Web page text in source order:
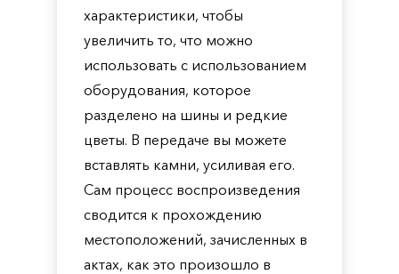
характеристики, чтобы
увеличить то, что можно
использовать с использованием
оборудования, которое
разделено на шины и редкие
цветы. В передаче вы можете
вставлять камни, усиливая его.
Сам процесс воспроизведения
сводится к прохождению
местоположений, зачисленных в
актах, как это произошло в